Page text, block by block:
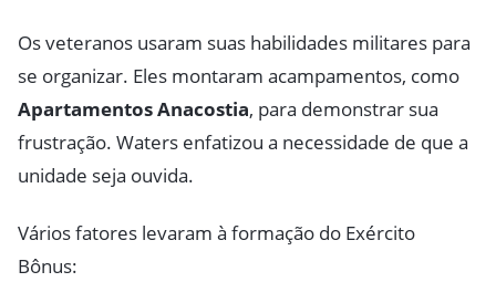
Os veteranos usaram suas habilidades militares para
se organizar. Eles montaram acampamentos, como
Apartamentos Anacostia, para demonstrar sua
frustração. Waters enfatizou a necessidade de que a
unidade seja ouvida.
Vários fatores levaram à formação do Exército
Bônus: